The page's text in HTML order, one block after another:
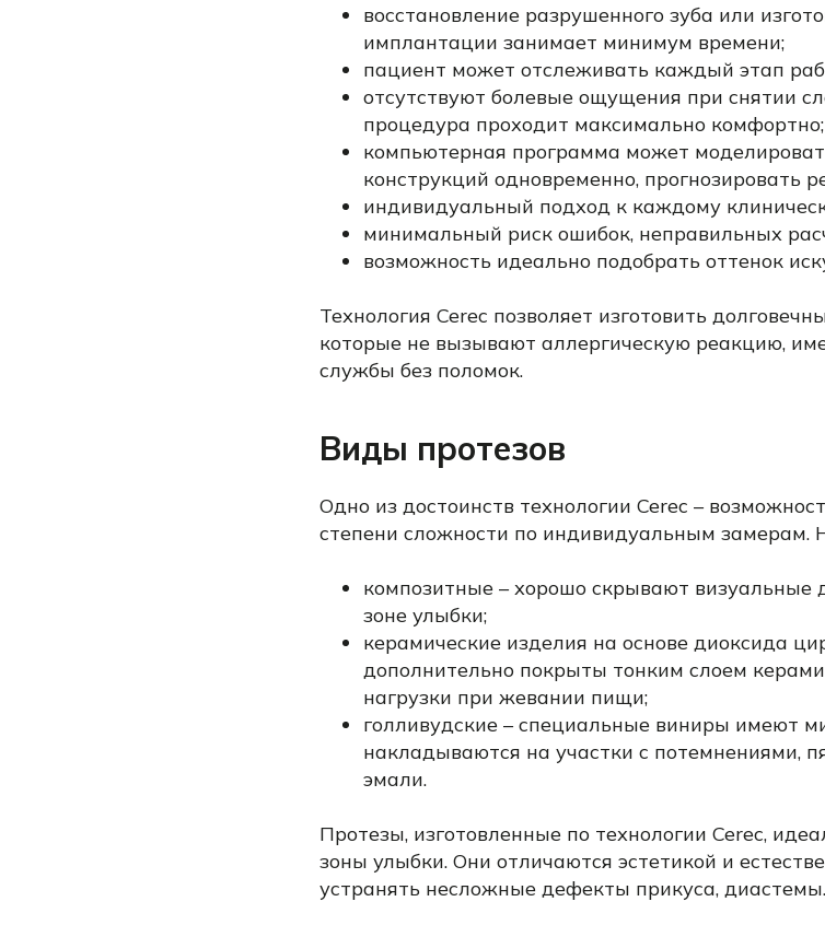
восстановление разрушенного зуба или
имплантации занимает минимум времени;
пациент может отслеживать каждый этап
отсутствуют болевые ощущения при снятии
процедура проходит максимально комфортно;
компьютерная программа может
конструкций одновременно, прогнозировать
индивидуальный подход к каждому
минимальный риск ошибок, неправильных
возможность идеально подобрать оттенок
Технология Cerec позволяет изготовить
которые не вызывают аллергическую реакцию,
службы без поломок.
Виды протезов
Одно из достоинств технологии Cerec –
степени сложности по индивидуальным замерам.
композитные – хорошо скрывают визуальные
зоне улыбки;
керамические изделия на основе диоксида
дополнительно покрыты тонким слоем
нагрузки при жевании пищи;
голливудские – специальные виниры имеют
накладываются на участки с потемнениями,
эмали.
Протезы, изготовленные по технологии Cerec,
зоны улыбки. Они отличаются эстетикой и
устранять несложные дефекты прикуса, диастемы.